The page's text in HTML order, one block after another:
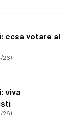
and
25
cosa votare al
26)
viva
26)